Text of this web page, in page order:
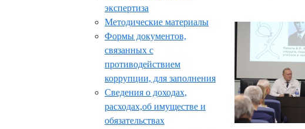
экспертиза
Методические материалы
Формы документов,
связанных с
противодействием
коррупции, для заполнения
Сведения о доходах,
расходах,об имуществе и
обязательствах